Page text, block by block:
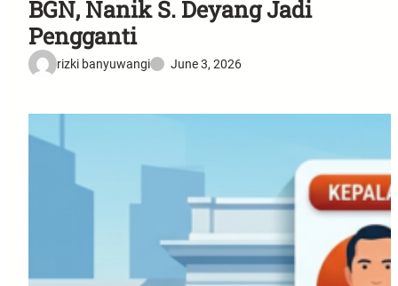
BGN, Nanik S. Deyang Jadi
Pengganti
rizki banyuwangi June 3, 2026